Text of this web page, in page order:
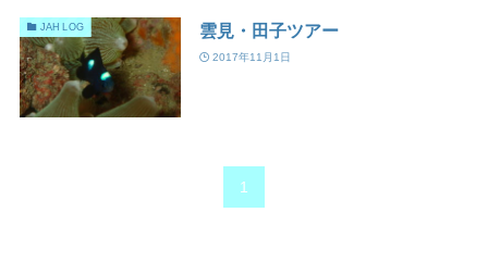
JAH LOG 雲見・田子ツアー
2017年11月1日
1